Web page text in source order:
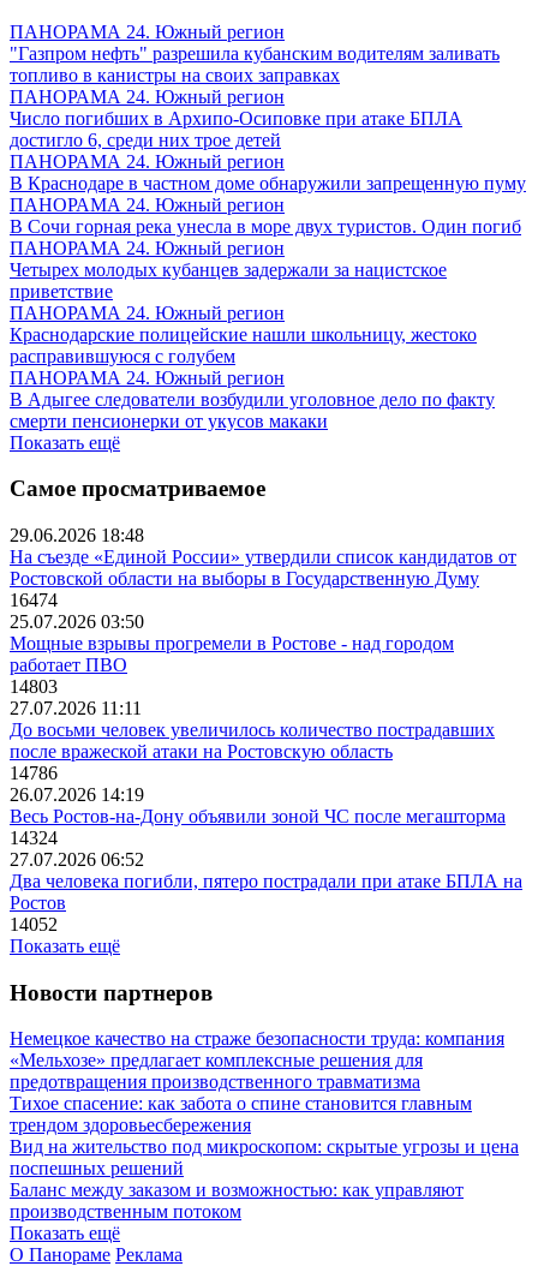
ПАНОРАМА 24. Южный регион
"Газпром нефть" разрешила кубанским водителям заливать
топливо в канистры на своих заправках
ПАНОРАМА 24. Южный регион
Число погибших в Архипо-Осиповке при атаке БПЛА
достигло 6, среди них трое детей
ПАНОРАМА 24. Южный регион
В Краснодаре в частном доме обнаружили запрещенную пуму
ПАНОРАМА 24. Южный регион
В Сочи горная река унесла в море двух туристов. Один погиб
ПАНОРАМА 24. Южный регион
Четырех молодых кубанцев задержали за нацистское
приветствие
ПАНОРАМА 24. Южный регион
Краснодарские полицейские нашли школьницу, жестоко
расправившуюся с голубем
ПАНОРАМА 24. Южный регион
В Адыгее следователи возбудили уголовное дело по факту
смерти пенсионерки от укусов макаки
Показать ещё
Самое просматриваемое
29.06.2026 18:48
На съезде «Единой России» утвердили список кандидатов от
Ростовской области на выборы в Государственную Думу
16474
25.07.2026 03:50
Мощные взрывы прогремели в Ростове - над городом
работает ПВО
14803
27.07.2026 11:11
До восьми человек увеличилось количество пострадавших
после вражеской атаки на Ростовскую область
14786
26.07.2026 14:19
Весь Ростов-на-Дону объявили зоной ЧС после мегашторма
14324
27.07.2026 06:52
Два человека погибли, пятеро пострадали при атаке БПЛА на
Ростов
14052
Показать ещё
Новости партнеров
Немецкое качество на страже безопасности труда: компания
«Мельхозе» предлагает комплексные решения для
предотвращения производственного травматизма
Тихое спасение: как забота о спине становится главным
трендом здоровьесбережения
Вид на жительство под микроскопом: скрытые угрозы и цена
поспешных решений
Баланс между заказом и возможностью: как управляют
производственным потоком
Показать ещё
О Панораме Реклама